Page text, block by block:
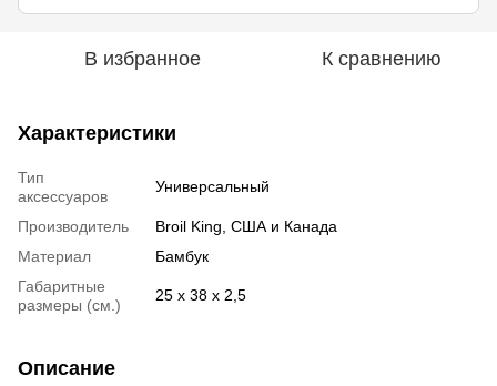
В избранное К сравнению
Характеристики
Тип
аксессуаров
Универсальный
Производитель
Broil King, США и Канада
Материал
Бамбук
Габаритные
размеры (см.)
25 x 38 x 2,5
Описание